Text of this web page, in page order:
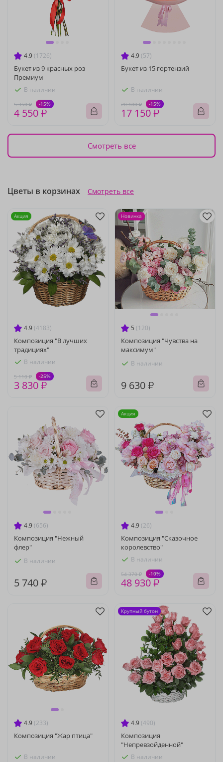
4.9 (1726)
Букет из 9 красных роз
Премиум
В наличии
5 350 ₽ -15%
4 550 ₽
4.9 (57)
Букет из 15 гортензий
В наличии
20 180 ₽ -15%
17 150 ₽
Смотреть все
Цветы в корзинах Смотреть все
4.9 (4183)
Композиция "В лучших
традициях"
В наличии
5 110 ₽ -25%
3 830 ₽
Акция
5 (120)
Композиция "Чувства на
максимум"
В наличии
9 630 ₽
Новинка
4.9 (656)
Композиция "Нежный
флер"
В наличии
5 740 ₽
4.9 (26)
Композиция "Сказочное
королевство"
В наличии
54 370 ₽ -10%
48 930 ₽
Акция
4.9 (233)
Композиция "Жар птица"
В наличии
4.9 (490)
Композиция
"Непревзойденной"
В наличии
Крупный бутон